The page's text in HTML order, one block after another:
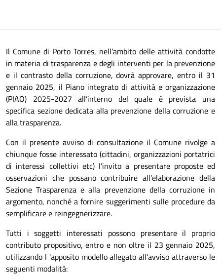
Il Comune di Porto Torres, nell’ambito delle attività condotte
in materia di trasparenza e degli interventi per la prevenzione
e il contrasto della corruzione, dovrà approvare, entro il 31
gennaio 2025, il Piano integrato di attività e organizzazione
(PIAO) 2025-2027 all’interno del quale è prevista una
specifica sezione dedicata alla prevenzione della corruzione e
alla trasparenza.
Con il presente avviso di consultazione il Comune rivolge a
chiunque fosse interessato (cittadini, organizzazioni portatrici
di interessi collettivi etc) l’invito a presentare proposte ed
osservazioni che possano contribuire all’elaborazione della
Sezione Trasparenza e alla prevenzione della corruzione in
argomento, nonché a fornire suggerimenti sulle procedure da
semplificare e reingegnerizzare.
Tutti i soggetti interessati possono presentare il proprio
contributo propositivo, entro e non oltre il 23 gennaio 2025,
utilizzando l 'apposito modello allegato all'avvisoattraverso le
seguenti modalità: